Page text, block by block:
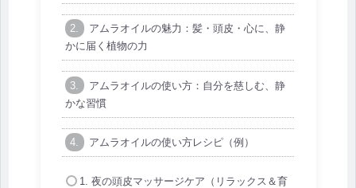
アムラオイルの魅力：髪・頭皮・心に、静
かに届く植物の力
アムラオイルの使い方：自分を慈しむ、静
かな習慣
アムラオイルの使い方レシピ（例）
1. 夜の頭皮マッサージケア（リラックス＆育